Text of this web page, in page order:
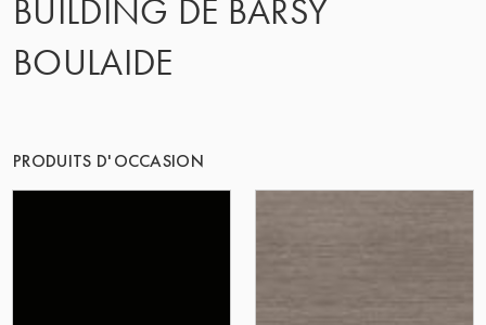
LE GROUPE | TRESPA INTERNATIONAL
BUILDING DE BARSY
BOULAIDE
PRODUITS D'OCCASION